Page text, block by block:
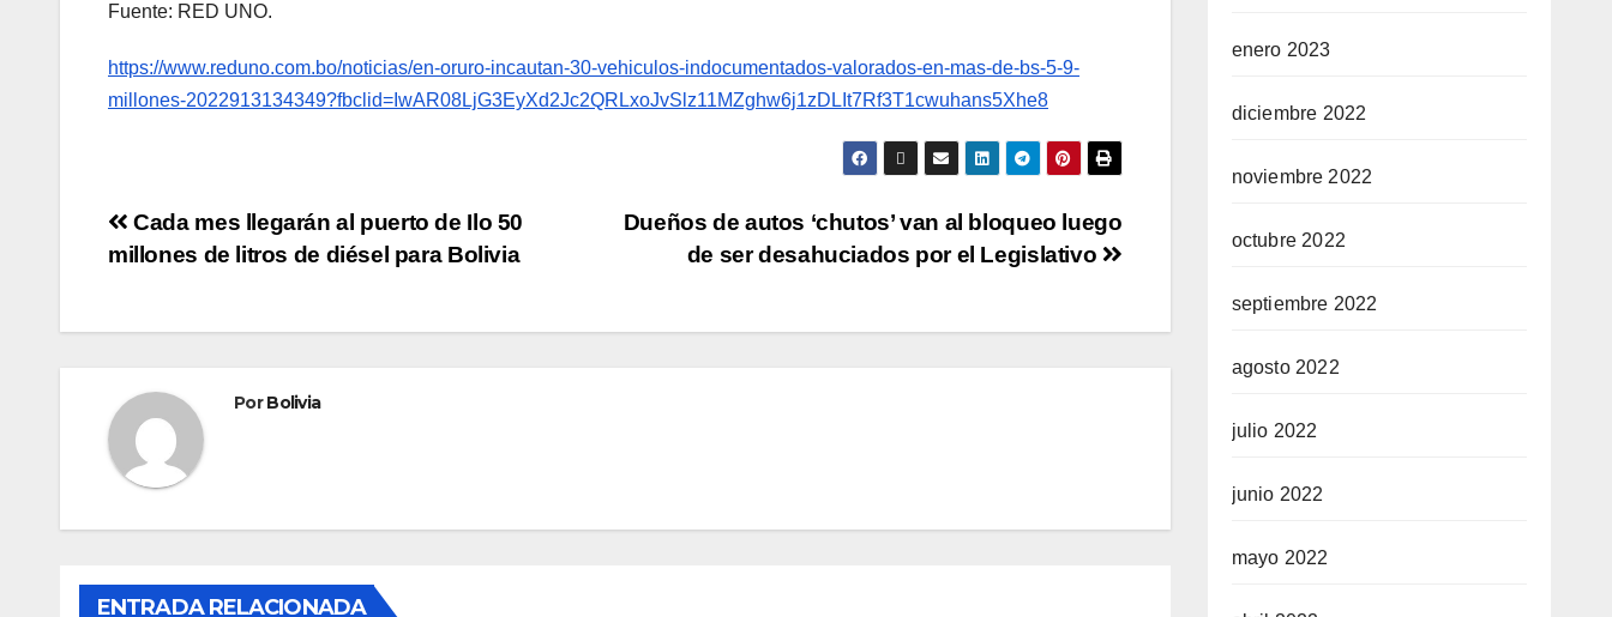
Fuente: RED UNO.
https://www.reduno.com.bo/noticias/en-oruro-incautan-30-vehiculos-indocumentados-valorados-en-mas-de-bs-5-9-
millones-2022913134349?fbclid=IwAR08LjG3EyXd2Jc2QRLxoJvSlz11MZghw6j1zDLIt7Rf3T1cwuhans5Xhe8
Dueños de autos ‘chutos’ van al bloqueo luego
de ser desahuciados por el Legislativo
Cada mes llegarán al puerto de Ilo 50
millones de litros de diésel para Bolivia
PorBolivia
ENTRADA RELACIONADA
enero 2023
diciembre 2022
noviembre 2022
octubre 2022
septiembre 2022
agosto 2022
julio 2022
junio 2022
mayo 2022